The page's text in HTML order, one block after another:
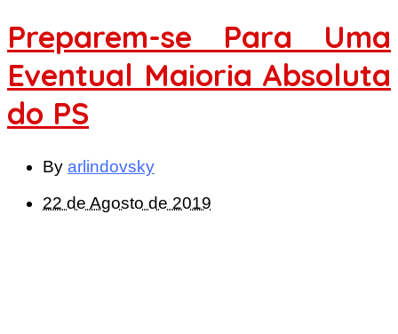
Preparem-se Para Uma
Eventual Maioria Absoluta
do PS
By arlindovsky
22 de Agosto de 2019